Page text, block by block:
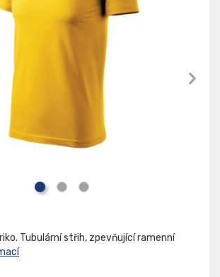
Tubulární střih, zpevňující ramenní